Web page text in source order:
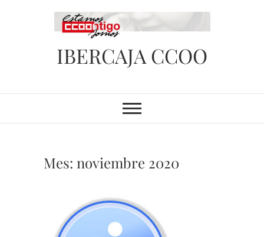
IBERCAJA CCOO
Mes: noviembre 2020